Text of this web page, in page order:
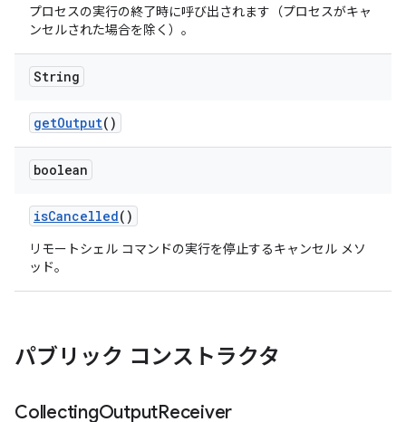
プロセスの実行の終了時に呼び出されます（プロセスがキャ
ンセルされた場合を除く）。
String
getOutput()
boolean
isCancelled()
リモートシェル コマンドの実行を停止するキャンセル メソ
ッド。
パブリック コンストラクタ
CollectingOutputReceiver